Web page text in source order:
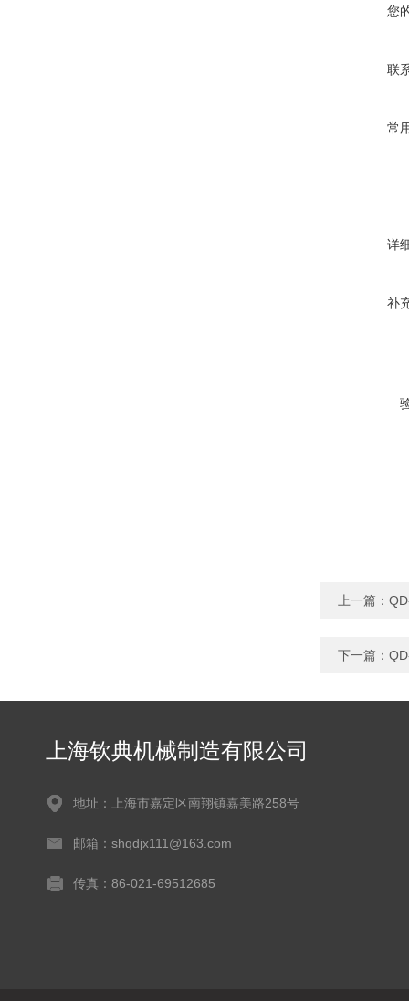
您
联
常
详
补
上一篇：
下一篇：
上海钦典机械制造有限公司
地址：上海市嘉定区南翔镇嘉美路258号
邮箱：shqdjx111@163.com
传真：86-021-69512685